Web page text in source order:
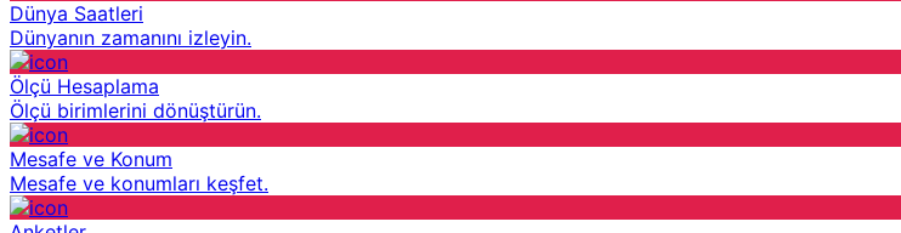
Dünya Saatleri
Dünyanın zamanını izleyin.
Ölçü Hesaplama
Ölçü birimlerini dönüştürün.
Mesafe ve Konum
Mesafe ve konumları keşfet.